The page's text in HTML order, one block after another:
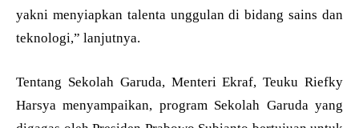
yakni menyiapkan talenta unggulan di bidang sains dan
teknologi,” lanjutnya.
Tentang Sekolah Garuda, Menteri Ekraf, Teuku Riefky
Harsya menyampaikan, program Sekolah Garuda yang